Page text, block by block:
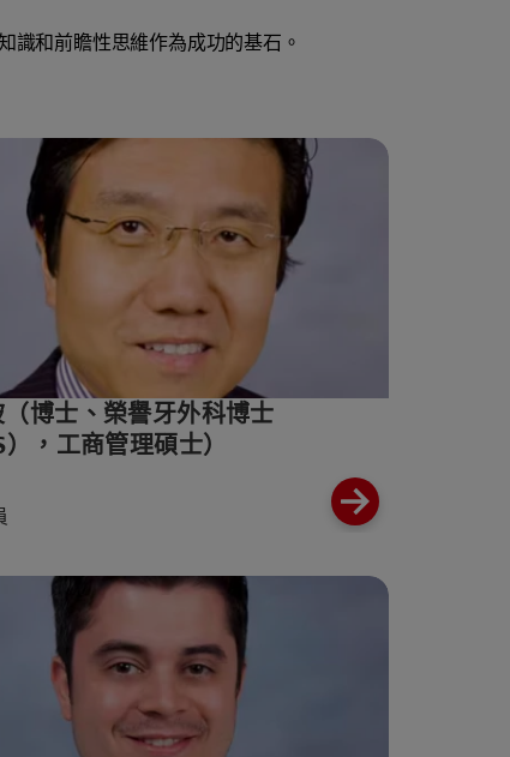
識和前瞻性思維作為成功的基石。
博士、榮譽牙外科博士
），工商管理碩士）